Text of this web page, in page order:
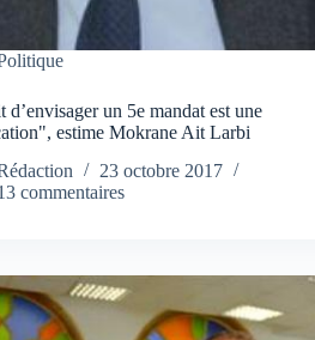
d’envisager un 5e mandat est une
estime Mokrane Ait Larbi
23 octobre 2017
commentaires